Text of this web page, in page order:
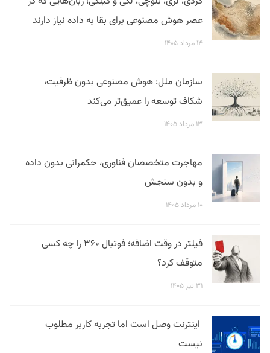
عصر هوش مصنوعی برای بقا به داده نیاز دارند
۱۴ مرداد ۱۴۰۵
سازمان ملل: هوش مصنوعی بدون ظرفیت،
شکاف توسعه را عمیق‌تر می‌کند
۱۳ مرداد ۱۴۰۵
مهاجرت متخصصان فناوری، حکمرانی بدون داده
و بدون سنجش
۱۰ مرداد ۱۴۰۵
فیلتر در وقت اضافه؛ فوتبال ۳۶۰ را چه کسی
متوقف کرد؟
۳۱ تیر ۱۴۰۵
اینترنت وصل است اما تجربه کاربر مطلوب
نیست